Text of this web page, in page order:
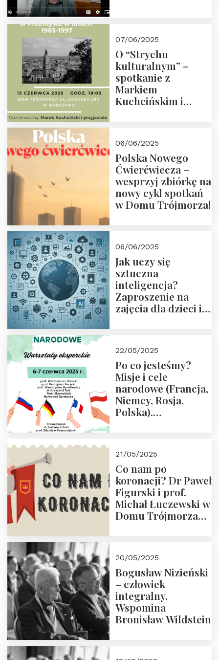
07/06/2025
O “Strychu
kulturalnym” –
spotkanie z
Markiem
Kuchcińskim i
18:00
06/06/2025
Polska Nowego
Ćwierćwiecza –
wesprzyj zbiórkę na
nowy cykl spotkań
w Domu Trójmorza!
06/06/2025
Jak uczy się
sztuczna
inteligencja?
Zaproszenie na
zajęcia dla dzieci i
22/05/2025
Po co jesteśmy?
Misje i cele
narodowe (Francja,
Niemcy, Rosja,
Polska).
Zapraszamy do
zapisów.
21/05/2025
Co nam po
koronacji? Dr Paweł
Figurski i prof.
Michał Łuczewski w
Domu Trójmorza
20/05/2025
Bogusław Nizieński
– człowiek
integralny.
Wspomina
Bronisław Wildstein